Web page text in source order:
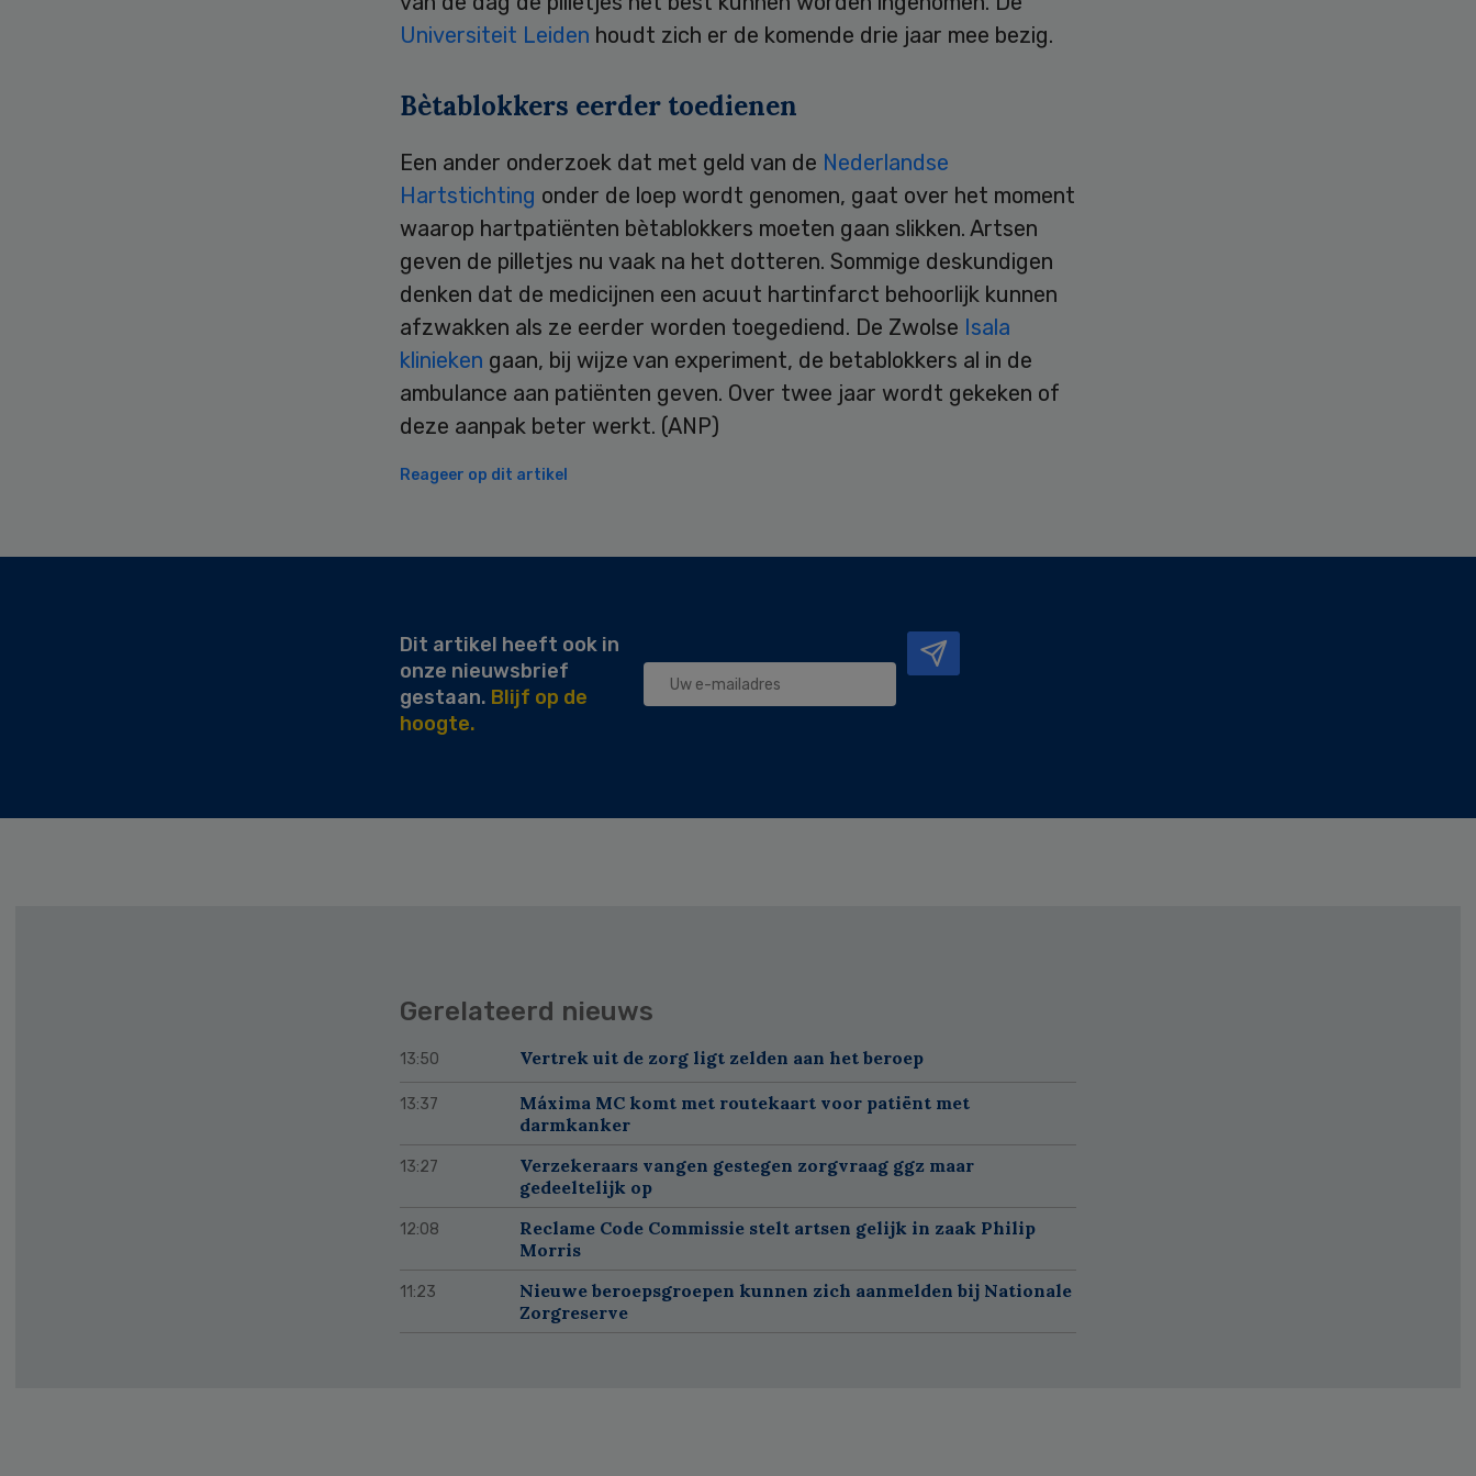
Universiteit Leiden houdt zich er de komende drie jaar mee bezig.
Bètablokkers eerder toedienen
Een ander onderzoek dat met geld van de Nederlandse
Hartstichting onder de loep wordt genomen, gaat over het moment
waarop hartpatiënten bètablokkers moeten gaan slikken. Artsen
geven de pilletjes nu vaak na het dotteren. Sommige deskundigen
denken dat de medicijnen een acuut hartinfarct behoorlijk kunnen
afzwakken als ze eerder worden toegediend. De Zwolse Isala
klinieken gaan, bij wijze van experiment, de betablokkers al in de
ambulance aan patiënten geven. Over twee jaar wordt gekeken of
deze aanpak beter werkt. (ANP)
Reageer op dit artikel
Dit artikel heeft ook in
onze nieuwsbrief
gestaan. Blijf op de
hoogte.
Gerelateerd nieuws
13:50 Vertrek uit de zorg ligt zelden aan het beroep
13:37
Máxima MC komt met routekaart voor patiënt met
darmkanker
13:27
Verzekeraars vangen gestegen zorgvraag ggz maar
gedeeltelijk op
12:08
Reclame Code Commissie stelt artsen gelijk in zaak Philip
Morris
11:23
Nieuwe beroepsgroepen kunnen zich aanmelden bij Nationale
Zorgreserve